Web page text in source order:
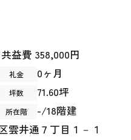
益費 358,000円
礼金 0ヶ月
坪数 71.60坪
所在階 -/18階建
雲井通 ７丁目１－１